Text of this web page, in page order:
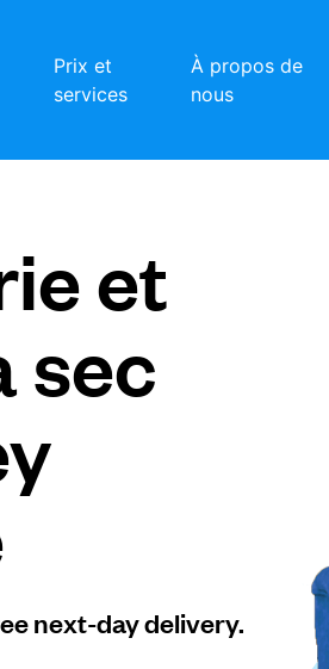
Prix et
services
À propos de
nous
et
sec
next-day delivery.